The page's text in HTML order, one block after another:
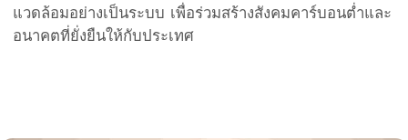
แวดล้อมอย่างเป็นระบบ เพื่อร่วมสร้างสังคมคาร์บอนต่ำและ
อนาคตที่ยั่งยืนให้กับประเทศ